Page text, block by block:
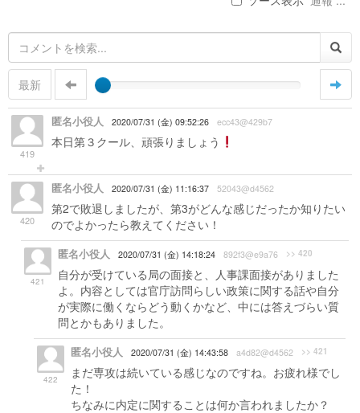
最新
419
匿名小役人 2020/07/31 (金) 09:52:26 ecc43@429b7
本日第３クール、頑張りましょう
420
匿名小役人 2020/07/31 (金) 11:16:37 52043@d4562
第2で敗退しましたが、第3がどんな感じだったか知りたい
のでよかったら教えてください！
421
匿名小役人 2020/07/31 (金) 14:18:24 892f3@e9a76 >> 420
自分が受けている局の面接と、人事課面接がありました
よ。内容としては官庁訪問らしい政策に関する話や自分
が実際に働くならどう動くかなど、中には答えづらい質
問とかもありました。
422
匿名小役人 2020/07/31 (金) 14:43:58 a4d82@d4562 >> 421
まだ専攻は続いている感じなのですね。お疲れ様でし
た！
ちなみに内定に関することは何か言われましたか？